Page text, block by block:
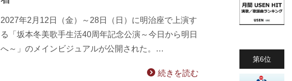
2027年2月12日（金）～28日（日）に明治座で上演す
る「坂本冬美歌手生活40周年記念公演～今日から明日
へ～」のメインビジュアルが公開された。…
続きを読む